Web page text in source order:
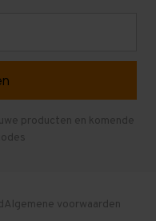
producten en komende
Algemene voorwaarden